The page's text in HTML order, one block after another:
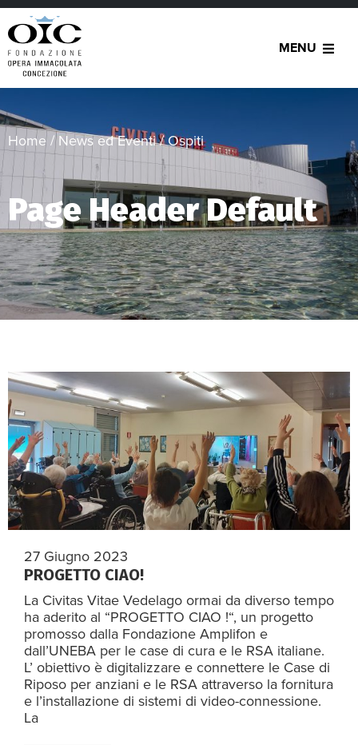
MENU
Home/News ed Eventi/Ospiti
Page Header Default
27 Giugno 2023
PROGETTO CIAO!
La Civitas Vitae Vedelago ormai da diverso tempo
ha aderito al “PROGETTO CIAO !“, un progetto
promosso dalla Fondazione Amplifon e
dall’UNEBA per le case di cura e le RSA italiane.
L’ obiettivo è digitalizzare e connettere le Case di
Riposo per anziani e le RSA attraverso la fornitura
e l’installazione di sistemi di video-connessione.
La